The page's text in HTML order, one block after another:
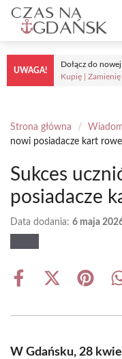
Przejdź
treści
UWAGA!
Dołącz do
Kupię | Zamienię
Strona główna /
nowi posiadacze kart
Sukces
posiadacze
Data dodania: 6 maja
Share
Share
(Twitter)
Share
W Gdańsku, 28